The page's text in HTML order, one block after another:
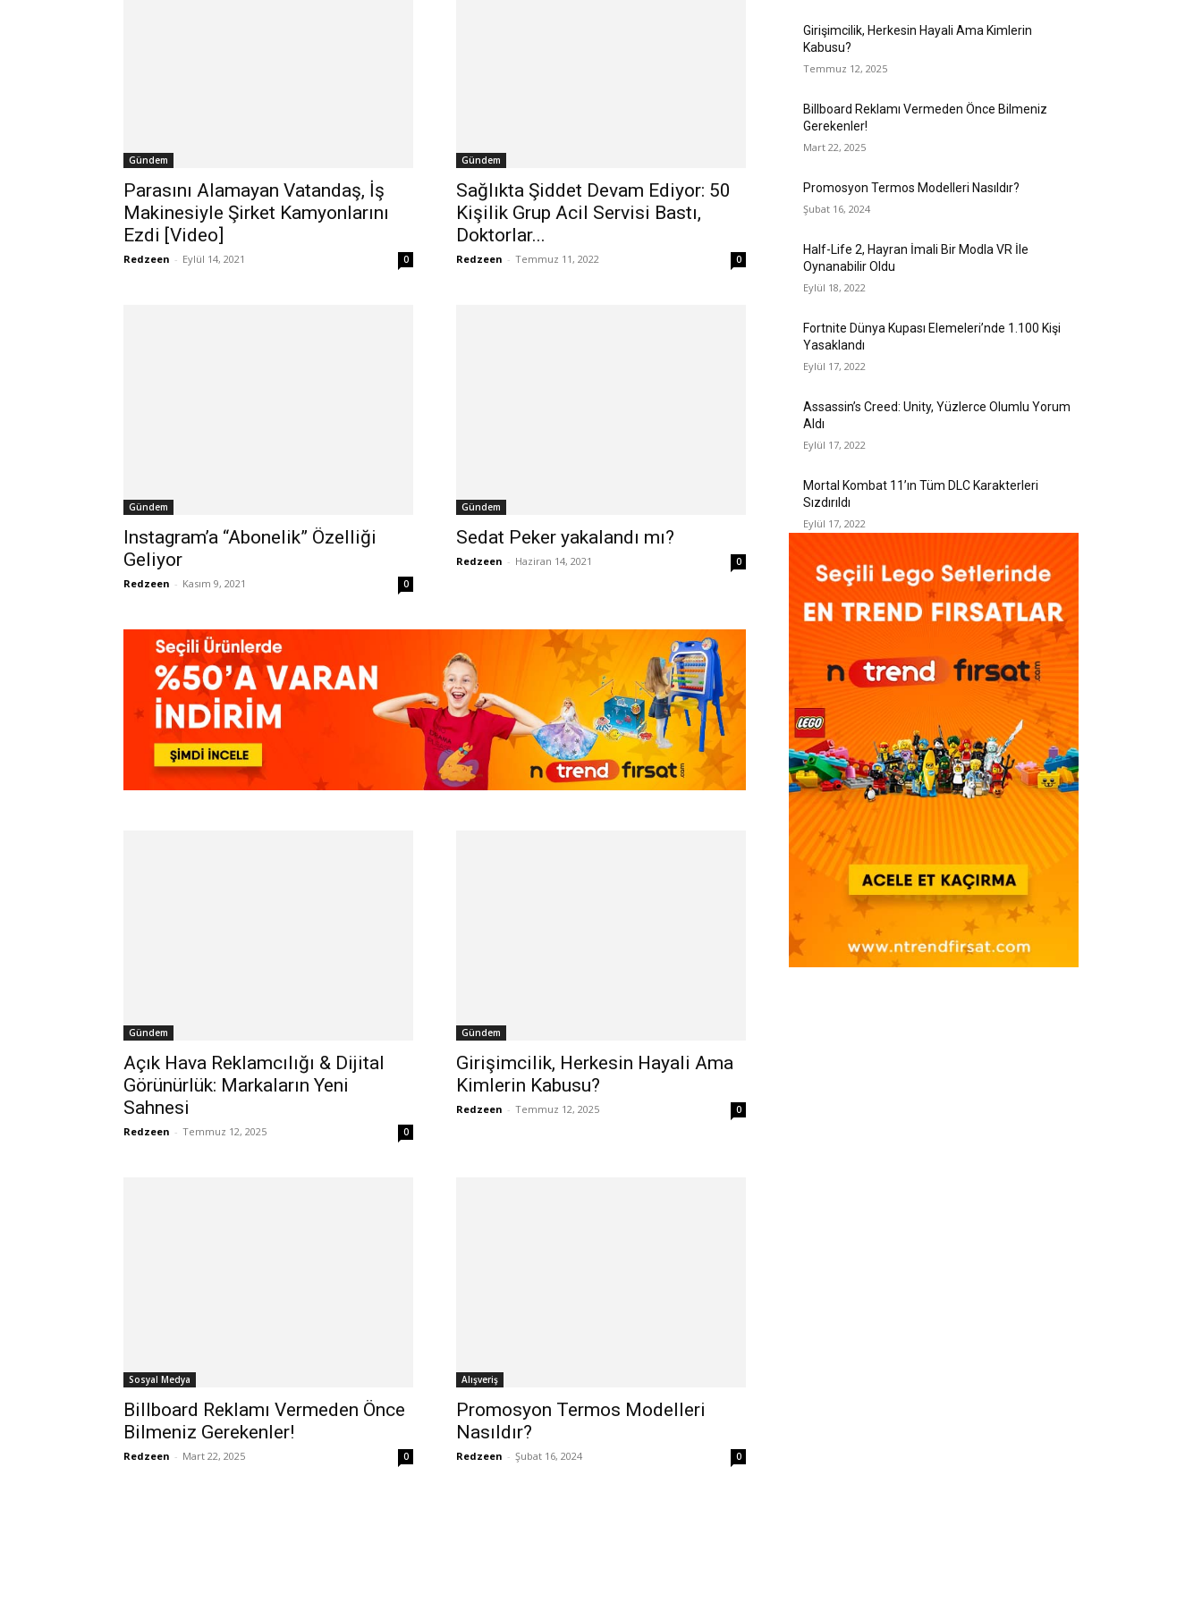
Gündem
Parasını Alamayan Vatandaş, İş
Makinesiyle Şirket Kamyonlarını
Ezdi [Video]
Redzeen - Eylül 14, 2021 0
Gündem
Sağlıkta Şiddet Devam Ediyor: 50
Kişilik Grup Acil Servisi Bastı,
Doktorlar...
Redzeen - Temmuz 11, 2022 0
Gündem
Instagram’a “Abonelik” Özelliği
Geliyor
Redzeen - Kasım 9, 2021 0
Gündem
Sedat Peker yakalandı mı?
Redzeen - Haziran 14, 2021 0
Gündem
Açık Hava Reklamcılığı & Dijital
Görünürlük: Markaların Yeni
Sahnesi
Redzeen - Temmuz 12, 2025 0
Gündem
Girişimcilik, Herkesin Hayali Ama
Kimlerin Kabusu?
Redzeen - Temmuz 12, 2025 0
Sosyal Medya
Billboard Reklamı Vermeden Önce
Bilmeniz Gerekenler!
Redzeen - Mart 22, 2025 0
Alışveriş
Promosyon Termos Modelleri
Nasıldır?
Redzeen - Şubat 16, 2024 0
Girişimcilik, Herkesin Hayali Ama Kimlerin
Kabusu?
Temmuz 12, 2025
Billboard Reklamı Vermeden Önce Bilmeniz
Gerekenler!
Mart 22, 2025
Promosyon Termos Modelleri Nasıldır?
Şubat 16, 2024
Half-Life 2, Hayran İmali Bir Modla VR İle
Oynanabilir Oldu
Eylül 18, 2022
Fortnite Dünya Kupası Elemeleri’nde 1.100 Kişi
Yasaklandı
Eylül 17, 2022
Assassin’s Creed: Unity, Yüzlerce Olumlu Yorum
Aldı
Eylül 17, 2022
Mortal Kombat 11’ın Tüm DLC Karakterleri
Sızdırıldı
Eylül 17, 2022